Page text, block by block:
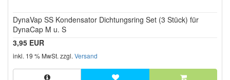
Sternen!
DynaVap SS Kondensator Dichtungsring Set (3 Stück) für
DynaCap M u. S
3,95 EUR
inkl. 19 % MwSt. zzgl. Versand